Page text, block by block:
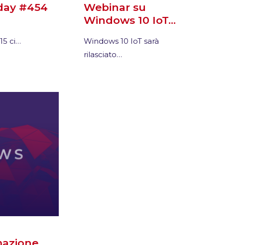
#454
ci…
Webinar su
Windows 10 IoT…
Windows 10 IoT sarà
rilasciato…